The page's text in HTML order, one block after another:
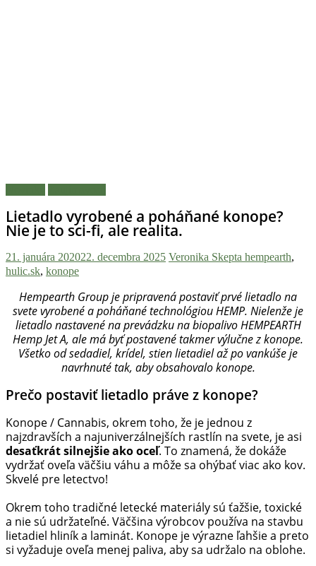
stoner
tipy
a
lifestyle.
a
nalaď
na
pohodu.
Lietadlo vyrobené a poháňané konope?
Nie je to sci-fi, ale realita.
21. januára 202022. decembra 2025 Veronika Skepta hempearth,
hulic.sk, konope
Hempearth Group je pripravená postaviť prvé lietadlo na
svete vyrobené a poháňané technológiou HEMP. Nielenže je
lietadlo nastavené na prevádzku na biopalivo HEMPEARTH
Hemp Jet A, ale má byť postavené takmer výlučne z konope.
Všetko od sedadiel, krídel, stien lietadiel až po vankúše je
navrhnuté tak, aby obsahovalo konope.
Prečo postaviť lietadlo práve z konope?
Konope / Cannabis, okrem toho, že je jednou z
najzdravších a najuniverzálnejších rastlín na svete, je asi
desaťkrát silnejšie ako oceľ. To znamená, že dokáže
vydržať oveľa väčšiu váhu a môže sa ohýbať viac ako kov.
Skvelé pre letectvo!
Okrem toho tradičné letecké materiály sú ťažšie, toxické
a nie sú udržateľné. Väčšina výrobcov používa na stavbu
lietadiel hliník a laminát. Konope je výrazne ľahšie a preto
si vyžaduje oveľa menej paliva, aby sa udržalo na oblohe.